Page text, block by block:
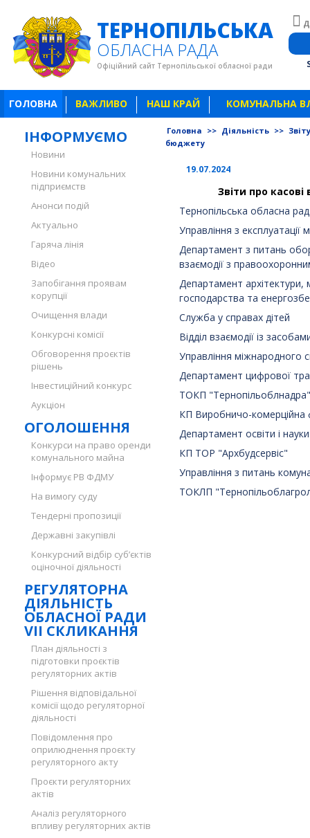
ТЕРНОПІЛЬСЬКА
ОБЛАСНА РАДА
Офіційний сайт Тернопільської обласної ради
ГОЛОВНА ВАЖЛИВО НАШ КРАЙ КОМУНАЛЬНА
ІНФОРМУЄМО
Новини
Новини комунальних
підприємств
Анонси подій
Актуально
Гаряча лінія
Відео
Запобігання проявам
корупції
Очищення влади
Конкурсні комісії
Обговорення проєктів
рішень
Інвестиційний конкурс
Аукціон
ОГОЛОШЕННЯ
Конкурси на право оренди
комунального майна
Інформує РВ ФДМУ
На вимогу суду
Тендерні пропозиції
Державні закупівлі
Конкурсний відбір суб’єктів
оціночної діяльності
РЕГУЛЯТОРНА
ДІЯЛЬНІСТЬ
ОБЛАСНОЇ РАДИ
VII СКЛИКАННЯ
План діяльності з
підготовки проєктів
регуляторних актів
Рішення відповідальної
комісії щодо регуляторної
діяльності
Повідомлення про
оприлюднення проєкту
регуляторного акту
Проєкти регуляторних
актів
Аналіз регуляторного
впливу регуляторних актів
Головна >> Діяльність >>
бюджету
19.07.2024
Звіти про
Тернопільська обласна
Управління з
Департамент з питань
взаємодії з
Департамент
господарства та
Служба у справах дітей
Відділ взаємодії із
Управління міжнародного
Департамент цифрової
ТОКП "Тернопільоблнадра"
КП Виробничо-комерційна
Департамент освіти і науки
КП ТОР "Архбудсервіс"
Управління з питань
ТОКЛП